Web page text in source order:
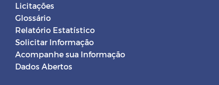
Licitações
Glossário
Relatório Estatístico
Solicitar Informação
Acompanhe sua Informação
Dados Abertos